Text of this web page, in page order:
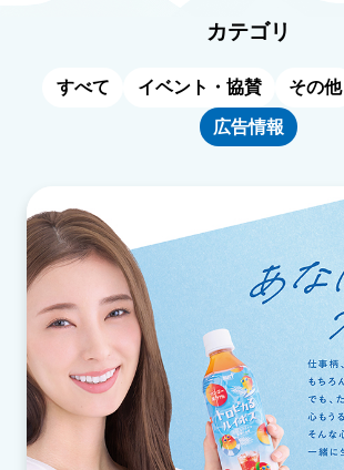
カテゴリ
すべて イベント・協賛 その他
広告情報